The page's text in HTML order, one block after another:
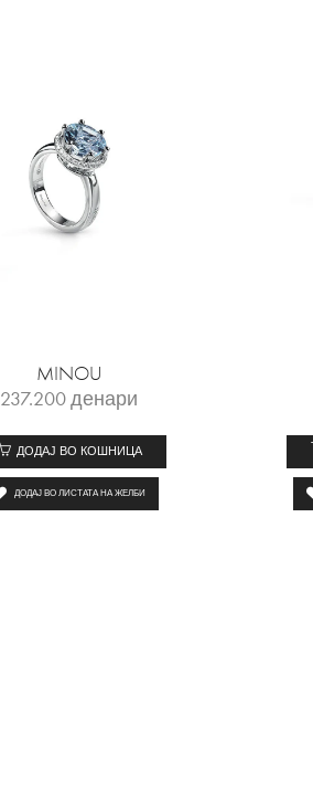
MINOU
237.200денари
ДОДАЈ ВО КОШНИЦА
ДОДАЈ ВО ЛИСТАТА НА ЖЕЛБИ